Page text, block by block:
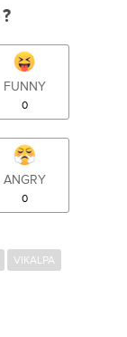
FUNNY
0
ANGRY
0
VIKALPA